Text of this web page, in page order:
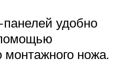
удобно
монтажного ножа.